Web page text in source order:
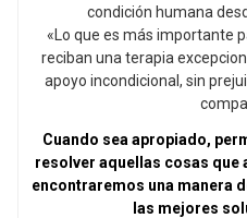
condición humana
«Lo que es más importante
reciban una terapia
apoyo incondicional, sin
Cuando sea apropiado,
resolver aquellas cosas que
encontraremos una manera
las mejores